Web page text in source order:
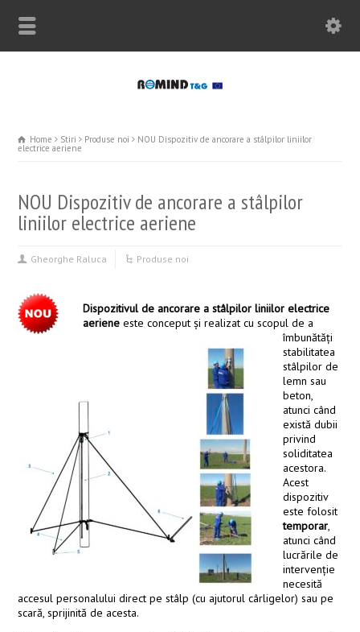
Home Stiri Produse noi NOU Dispozitiv de ancorare a stâlpilor liniilor
electrice aeriene
NOU Dispozitiv de ancorare a stâlpilor
liniilor electrice aeriene
Gheorghe Raluca Produse noi
Dispozitivul de ancorare a stâlpilor liniilor electrice
aeriene este conceput şi realizat cu scopul de a
îmbunătăți
stabilitatea
stâlpilor de
lemn sau
beton,
atunci când
există dubii
privind
soliditatea
acestora.
Acest
dispozitiv
este folosit
temporar,
atunci când
lucrările de
intervenţie
necesită
accesul personalului direct pe stâlp (cu ajutorul cârligelor) sau pe
scară, sprijinită de acesta.